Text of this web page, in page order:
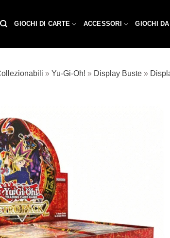
GIOCHI DI CARTE ACCESSORI GIOCHI
» Yu-Gi-Oh! » Display Buste »